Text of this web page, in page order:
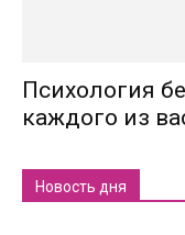
Психология
каждого из
Новость дня